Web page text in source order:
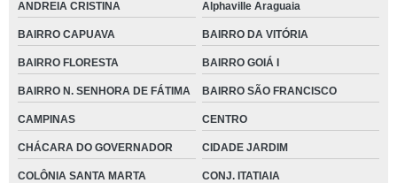
ANDREIA CRISTINA
Alphaville Araguaia
BAIRRO CAPUAVA BAIRRO DA VITÓRIA
BAIRRO FLORESTA BAIRRO GOIÁ I
BAIRRO N. SENHORA DE FÁTIMA BAIRRO SÃO FRANCISCO
CAMPINAS CENTRO
CHÁCARA DO GOVERNADOR CIDADE JARDIM
COLÔNIA SANTA MARTA CONJ. ITATIAIA